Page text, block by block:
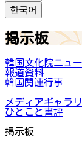
한국어
掲示板
韓国文化院ニュ
報道資料
韓国関連行事
メディアギャラ
ひとこと書評
掲示板